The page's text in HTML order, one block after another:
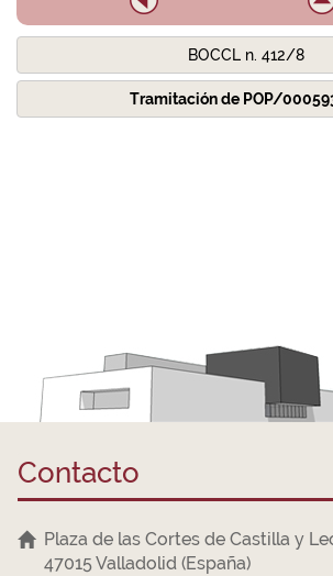
BOCCL n. 412/8
Tramitación de POP/
Contacto
Plaza de las Cortes de Castilla y
47015 Valladolid (España)